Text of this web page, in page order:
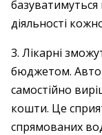
базуватимуться
діяльності
3. Лікарні
бюджетом.
самостійно
кошти. Це
спрямованих